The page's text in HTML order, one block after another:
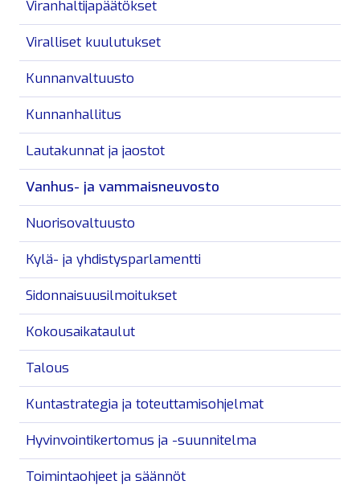
Viranhaltijapäätökset
Viralliset kuulutukset
Kunnanvaltuusto
Kunnanhallitus
Lautakunnat ja jaostot
Vanhus- ja vammaisneuvosto
Nuorisovaltuusto
Kylä- ja yhdistysparlamentti
Sidonnaisuusilmoitukset
Kokousaikataulut
Talous
Kuntastrategia ja toteuttamisohjelmat
Hyvinvointikertomus ja -suunnitelma
Toimintaohjeet ja säännöt